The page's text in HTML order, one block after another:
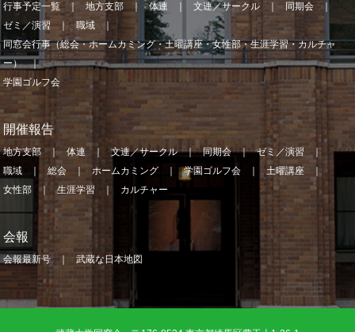
行事予定一覧 地方支部 体連 文連／サークル
同期会
ゼミ／演習
職域
同窓会行事（総会・ホームカミング・土曜講座・女性部・生涯学習・カルチャ
ー）
学園ゴルフ会
開催報告
地方支部 体連 文連／サークル 同期会
ゼミ／演習
職域
総会 ホームカミング 学園ゴルフ会
土曜講座
女性部
生涯学習 カルチャー
会報
会報最新号 武蔵な日本地図